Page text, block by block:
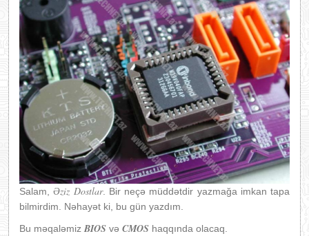
XƏBƏRLƏR
Salam,Əziz Dostlar. Bir neçə müddətdir yazmağa imkan tapa
bilmirdim. Nəhayət ki, bu gün yazdım.
Bu məqaləmiz BIOS və CMOS haqqında olacaq.